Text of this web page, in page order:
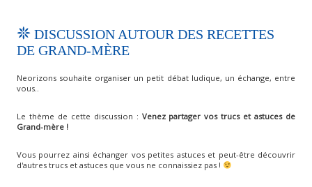
DISCUSSION AUTOUR DES RECETTES
DE GRAND-MÈRE
Neorizons souhaite organiser un petit débat ludique, un échange, entre
vous..
Le thème de cette discussion : Venez partager vos trucs et astuces de
Grand-mère !
Vous pourrez ainsi échanger vos petites astuces et peut-être découvrir
d'autres trucs et astuces que vous ne connaissiez pas !